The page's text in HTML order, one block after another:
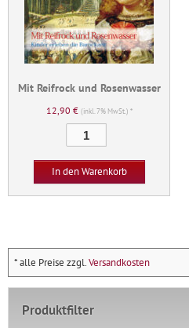
Mit Reifrock und Rosenwasser
12,90 € (inkl. 7% MwSt.) *
Reifrock
und
Rosenwasser
Menge
In den Warenkorb
* alle Preise zzgl.Versandkosten
Produktfilter